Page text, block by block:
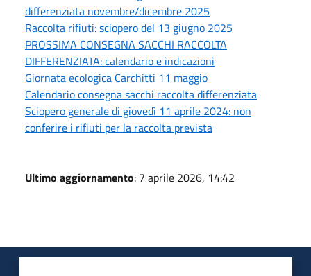
differenziata novembre/dicembre 2025
Raccolta rifiuti: sciopero del 13 giugno 2025
PROSSIMA CONSEGNA SACCHI RACCOLTA
DIFFERENZIATA: calendario e indicazioni
Giornata ecologica Carchitti 11 maggio
Calendario consegna sacchi raccolta differenziata
Sciopero generale di giovedì 11 aprile 2024: non
conferire i rifiuti per la raccolta prevista
Ultimo aggiornamento: 7 aprile 2026, 14:42